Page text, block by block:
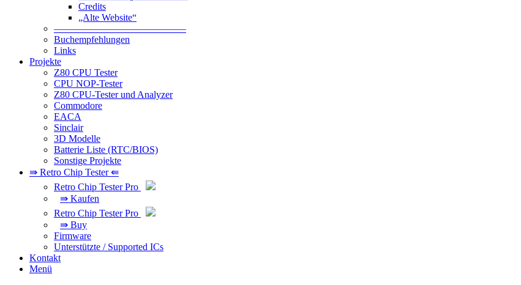
Credits
„Alte Website“
—————————————–
Buchempfehlungen
Links
Projekte
Z80 CPU Tester
CPU NOP-Tester
Z80 CPU-Tester und Analyzer
Commodore
EACA
Sinclair
3D Modelle
Batterie Liste (RTC/BIOS)
Sonstige Projekte
⇛ Retro Chip Tester ⇚
Retro Chip Tester Pro
⇛ Kaufen
Retro Chip Tester Pro
⇛ Buy
Firmware
Unterstützte / Supported ICs
Kontakt
Menü